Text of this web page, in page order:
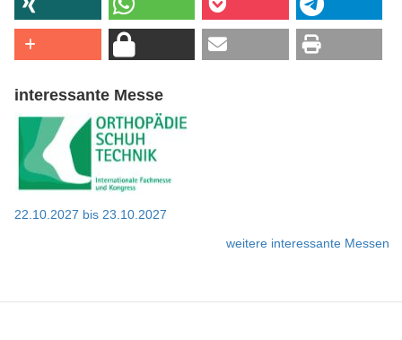
interessante Messe
22.10.2027 bis 23.10.2027
weitere interessante Messen